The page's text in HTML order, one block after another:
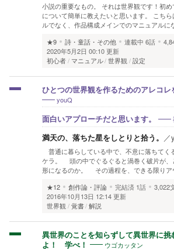
小説の重要なもの。 それは世界観です！初
について簡単に教えたいと思います。 こち
ルでなく、作品構成メインでのマニュアル
★9
詩・童話・その他 連載中 6話
2020年5月2日 00:10 更新
初心者
マニュアル 世界観 設定
ひとつの世界観を作るためのアレコレ
youQ
面白いアプローチだと思います。
満天の、落ちた星をしとりと拾う。 ／
普通に暮らしている中で、不意に落ちてく
ケラ。 頭の中でぐるぐると渦巻く破片が、
形になるのか。 その過程を、できる限り
★12
創作論・評論 完結済 1話
3,022
2016年10月13日 12:14 更新
世界観
覚書 解説
異世界のことを知らずして異世界に挑
よ！ 学べ！
ウゴカッタン